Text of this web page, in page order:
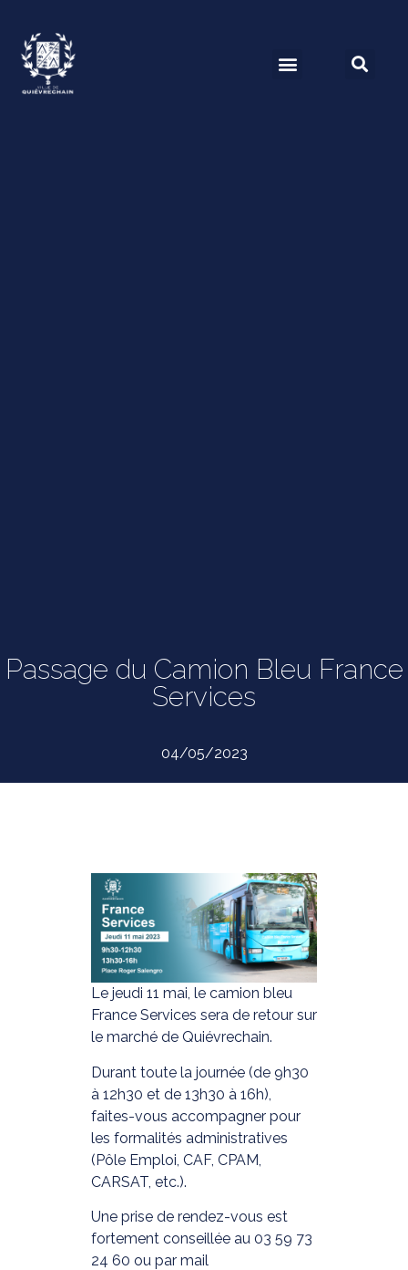
Passage du Camion Bleu France
Services
04/05/2023
Le jeudi 11 mai, le camion bleu
France Services sera de retour sur
le marché de Quiévrechain.
Durant toute la journée (de 9h30
à 12h30 et de 13h30 à 16h),
faites-vous accompagner pour
les formalités administratives
(Pôle Emploi, CAF, CPAM,
CARSAT, etc.).
Une prise de rendez-vous est
fortement conseillée au 03 59 73
24 60 ou par mail